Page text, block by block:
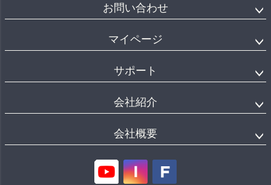
お問い合わせ
マイページ
サポート
会社紹介
会社概要